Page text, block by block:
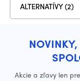
ALTERNATÍVY (2)
Akcie a zľavy len